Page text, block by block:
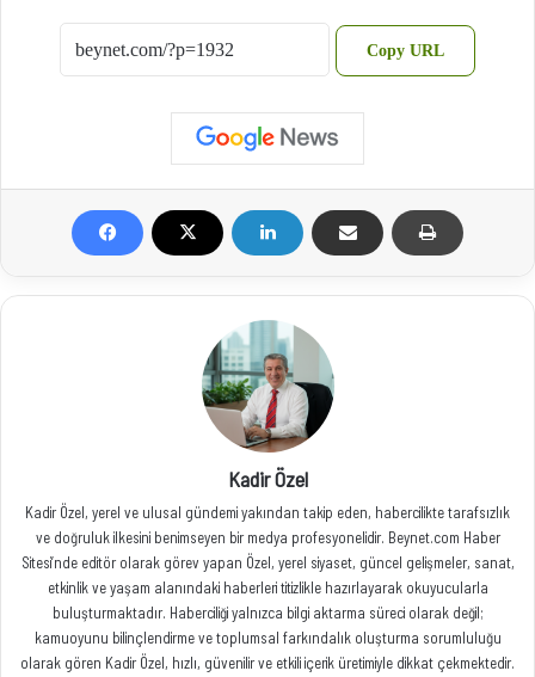
Copy URL
Kadir Özel
Kadir Özel, yerel ve ulusal gündemi yakından takip eden, habercilikte tarafsızlık
ve doğruluk ilkesini benimseyen bir medya profesyonelidir. Beynet.com Haber
Sitesi’nde editör olarak görev yapan Özel, yerel siyaset, güncel gelişmeler, sanat,
etkinlik ve yaşam alanındaki haberleri titizlikle hazırlayarak okuyucularla
buluşturmaktadır. Haberciliği yalnızca bilgi aktarma süreci olarak değil;
kamuoyunu bilinçlendirme ve toplumsal farkındalık oluşturma sorumluluğu
olarak gören Kadir Özel, hızlı, güvenilir ve etkili içerik üretimiyle dikkat çekmektedir.